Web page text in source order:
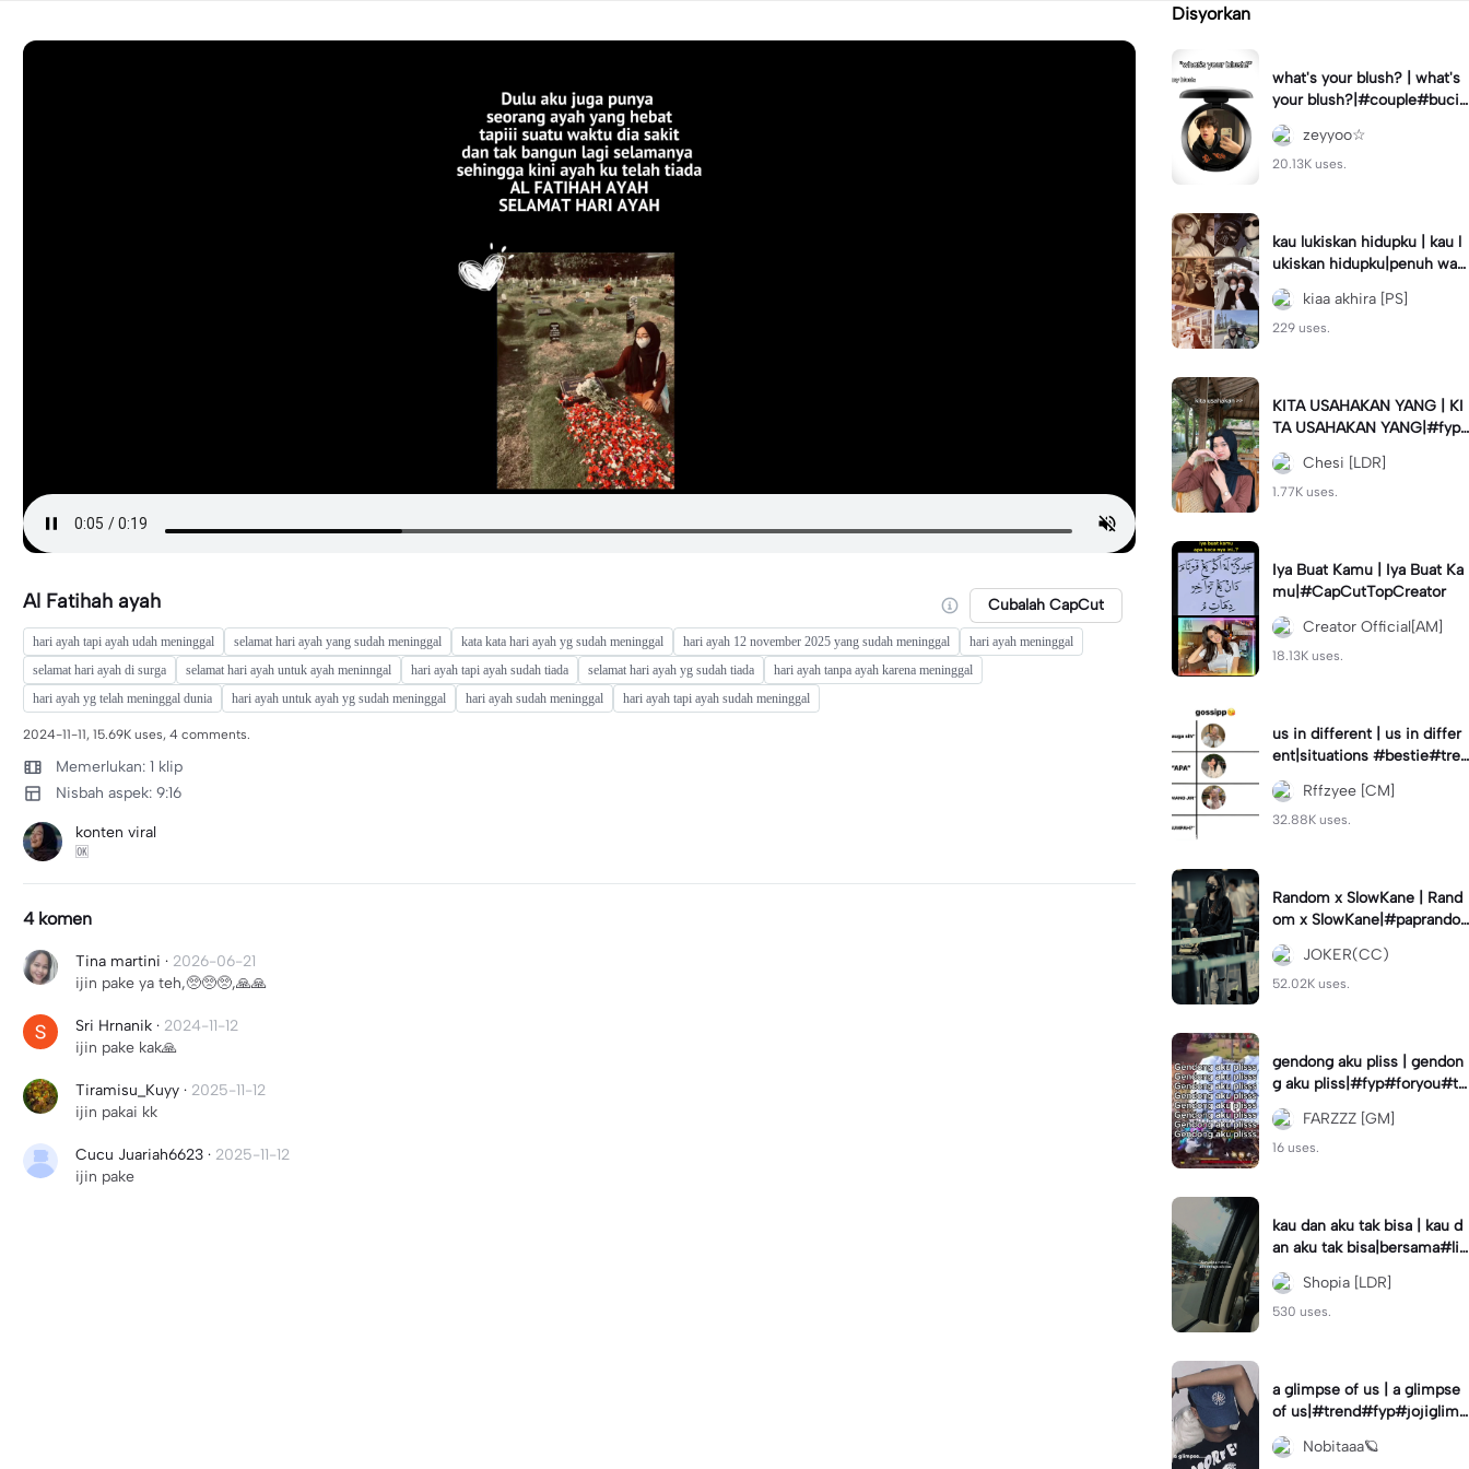
Al Fatihah ayah Cubalah CapCut
hari ayah tapi ayah udah meninggal selamat hari ayah yang sudah meninggal kata kata hari ayah yg sudah meninggal hari ayah 12 november 2025 yang sudah meninggal
hari ayah meninggal
selamat hari ayah di surga
selamat hari ayah untuk ayah meninngal hari ayah tapi ayah sudah tiada selamat hari ayah yg sudah tiada
hari ayah tanpa ayah karena meninggal
hari ayah yg telah meninggal dunia
hari ayah untuk ayah yg sudah meninggal hari ayah sudah meninggal hari ayah tapi ayah sudah meninggal
2024-11-11, 15.69K uses, 4 comments.
Memerlukan: 1 klip
Nisbah aspek: 9:16
konten viral
🆗
4 komen
Tina martini · 2026-06-21
ijin pake ya teh,🥺🥺🥺,🙏🙏
Sri Hrnanik · 2024-11-12
ijin pake kak🙏
Tiramisu_Kuyy · 2025-11-12
ijin pakai kk
Cucu Juariah6623 · 2025-11-12
ijin pake
Disyorkan
what's your blush? | what's
your blush?|#couple#bucin
#trend#boyfriend#fyp
zeyyoo☆
20.13K uses.
kau lukiskan hidupku | kau l
ukiskan hidupku|penuh war
na#ekspresikanramadan#b
estie#viral#trend#fyp
kiaa akhira [PS]
229 uses.
KITA USAHAKAN YANG | KI
TA USAHAKAN YANG|#fyp
#katakata#trend#viral
Chesi [LDR]
1.77K uses.
Iya Buat Kamu | Iya Buat Ka
mu|#CapCutTopCreator
Creator Official[AM]
18.13K uses.
us in different | us in differ
ent|situations #bestie#tren
d#trendtiktiktok
Rffzyee [CM]
32.88K uses.
Random x SlowKane | Rand
om x SlowKane|#paprando
m #6klip #estetik #fyp
JOKER(CC)
52.02K uses.
gendong aku pliss | gendon
g aku pliss|#fyp#foryou#tr
end#viral
FARZZZ [GM]
16 uses.
kau dan aku tak bisa | kau d
an aku tak bisa|bersama#liri
klagu#fyp#templatelirik
Shopia [LDR]
530 uses.
a glimpse of us | a glimpse
of us|#trend#fyp#jojiglimp
seofus#viral
Nobitaaa🪐